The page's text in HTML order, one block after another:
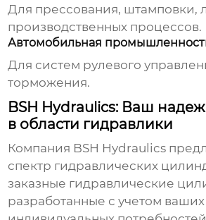
Для прессования, штамповки,
производственных процессов.
Автомобильная
Для систем рулевого
торможения.
BSH Hydraulics: Ваш
в области гидравлики
Компания BSH Hydraulics
спектр гидравлических
заказные гидравлические
разработанные с учетом ваших